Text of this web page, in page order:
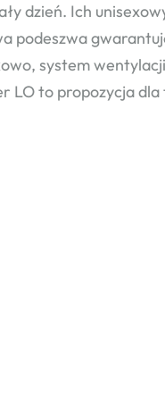
dzień. Ich
podeszwa
system
LO to propozycja